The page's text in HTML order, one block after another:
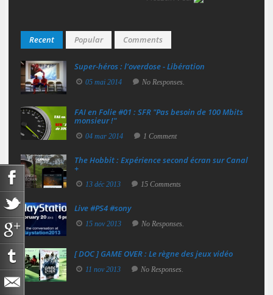
Recent Popular Comments
Super‑héros : l’overdose - Libération
05 mai 2014 No Responses.
FAI en Folie #01 : SFR "Pas besoin de 100 Mbits
monsieur !"
04 mar 2014 1 Comment
The Hobbit : Expérience second écran sur Canal
+
13 déc 2013 15 Comments
Live #PS4 #sony
15 nov 2013 No Responses.
[ DOC ] GAME OVER : Le règne des jeux vidéo
11 nov 2013 No Responses.